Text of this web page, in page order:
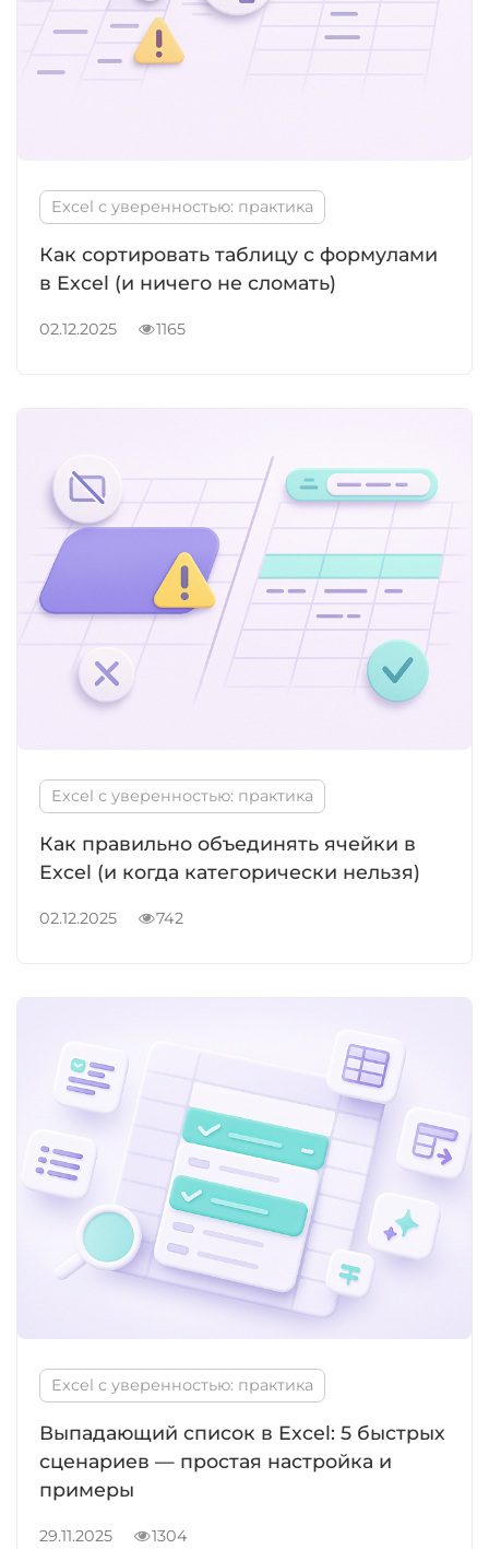
Excel с уверенностью: практика
Как сортировать таблицу с формулами
в Excel (и ничего не сломать)
02.12.2025 1165
Excel с уверенностью: практика
Как правильно объединять ячейки в
Excel (и когда категорически нельзя)
02.12.2025 742
Excel с уверенностью: практика
Выпадающий список в Excel: 5 быстрых
сценариев — простая настройка и
примеры
29.11.2025 1304